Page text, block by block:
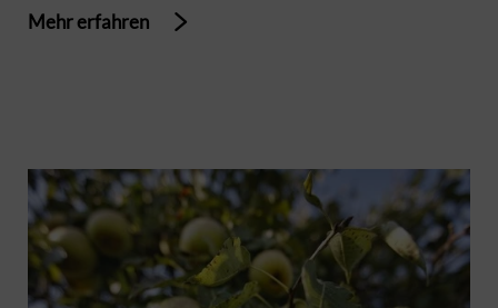
Mehr erfahren